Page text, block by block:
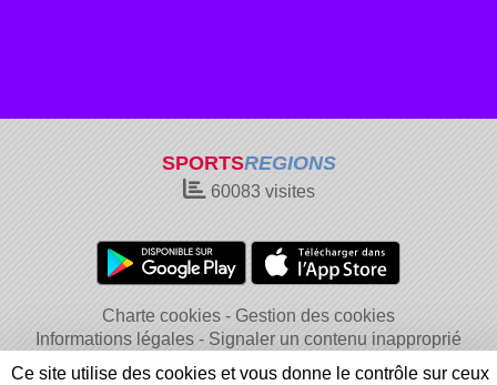
SPORTSREGIONS
60083visites
Charte cookies
Gestion des cookies
Informations légales
Signaler un contenu inapproprié
Ce site utilise des cookies et vous donne le contrôle sur ceux